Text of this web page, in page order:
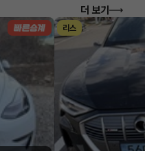
더 보기
리스